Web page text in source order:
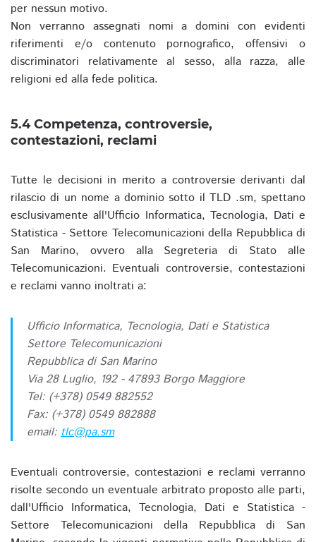
per nessun motivo.
Non verranno assegnati nomi a domini con evidenti
riferimenti e/o contenuto pornografico, offensivi o
discriminatori relativamente al sesso, alla razza, alle
religioni ed alla fede politica.
5.4 Competenza, controversie,
contestazioni, reclami
Tutte le decisioni in merito a controversie derivanti dal
rilascio di un nome a dominio sotto il TLD .sm, spettano
esclusivamente all'Ufficio Informatica, Tecnologia, Dati e
Statistica - Settore Telecomunicazioni della Repubblica di
San Marino, ovvero alla Segreteria di Stato alle
Telecomunicazioni. Eventuali controversie, contestazioni
e reclami vanno inoltrati a:
Ufficio Informatica, Tecnologia, Dati e Statistica
Settore Telecomunicazioni
Repubblica di San Marino
Via 28 Luglio, 192 - 47893 Borgo Maggiore
Tel: (+378) 0549 882552
Fax: (+378) 0549 882888
email: tlc@pa.sm
Eventuali controversie, contestazioni e reclami verranno
risolte secondo un eventuale arbitrato proposto alle parti,
dall'Ufficio Informatica, Tecnologia, Dati e Statistica -
Settore Telecomunicazioni della Repubblica di San